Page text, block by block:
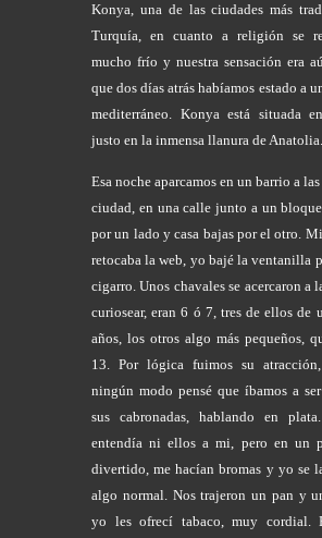
Konya, una de las ciudades más
Turquía, en cuanto a religión se
mucho frío y nuestra sensación era
que dos días atrás habíamos estado a
mediterráneo. Konya está situada
justo en la inmensa llanura de Anatolia.
Esa noche aparcamos en un barrio a
ciudad, en una calle junto a un
por un lado y casa bajas por el otro.
retocaba la web, yo bajé la ventanilla
cigarro. Unos chavales se acercaron a
curiosear, eran 6 ó 7, tres de ellos de
años, los otros algo más pequeños,
13. Por lógica fuimos su
ningún modo pensé que íbamos a
sus cabronadas, hablando en
entendía ni ellos a mi, pero en un
divertido, me hacían bromas y yo se
algo normal. Nos trajeron un pan y
yo les ofrecí tabaco, muy cordial.